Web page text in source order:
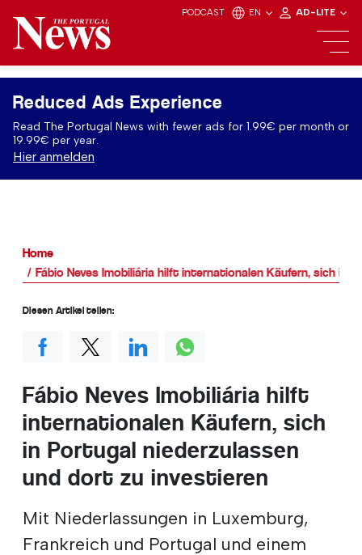
PODCAST EN AD-LITE
Reduced Ads Experience
Read The Portugal News with fewer ads for 1.99€ per month or
19.99€ per year.
Hier anmelden
Home
Fábio Neves Imobiliária hilft internationalen Käufern, sich in
Fábio Neves Imobiliária hilft
internationalen Käufern, sich
in Portugal niederzulassen
und dort zu investieren
Mit Niederlassungen in Luxemburg,
Frankreich und Portugal und einem
Diesen Artikel teilen: